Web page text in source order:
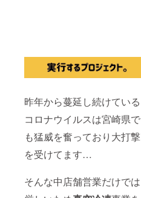
昨年から蔓延し続けている
コロナウイルスは宮崎県で
も猛威を奮っており大打撃
を受けてます…
そんな中店舗営業だけでは